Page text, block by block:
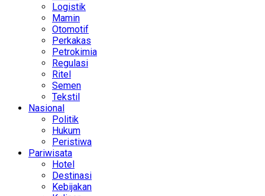
Logistik
Mamin
Otomotif
Perkakas
Petrokimia
Regulasi
Ritel
Semen
Tekstil
Nasional
Politik
Hukum
Peristiwa
Pariwisata
Hotel
Destinasi
Kebijakan